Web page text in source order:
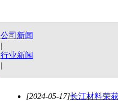
公司新闻
|
行业新闻
|
[2024-05-17]长江材料荣